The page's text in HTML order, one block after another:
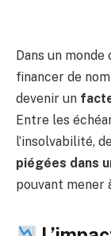
Dans un
financer de
devenir un
Entre les
l’insolvabilité,
piégées dans
pouvant mener